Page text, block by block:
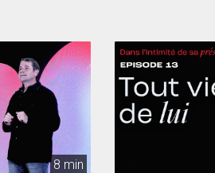
8 min